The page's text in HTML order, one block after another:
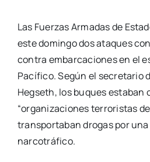
Las Fuerzas Armadas de
este domingo dos ataques
contra embarcaciones en el
Pacífico. Según el secretario
Hegseth, los buques estaban
“organizaciones terroristas
transportaban drogas por
narcotráfico.